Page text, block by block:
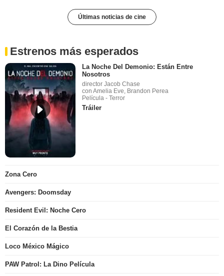
Últimas noticias de cine
Estrenos más esperados
La Noche Del Demonio: Están Entre
Nosotros
director Jacob Chase
con Amelia Eve, Brandon Perea
Película - Terror
Tráiler
Zona Cero
Avengers: Doomsday
Resident Evil: Noche Cero
El Corazón de la Bestia
Loco México Mágico
PAW Patrol: La Dino Película